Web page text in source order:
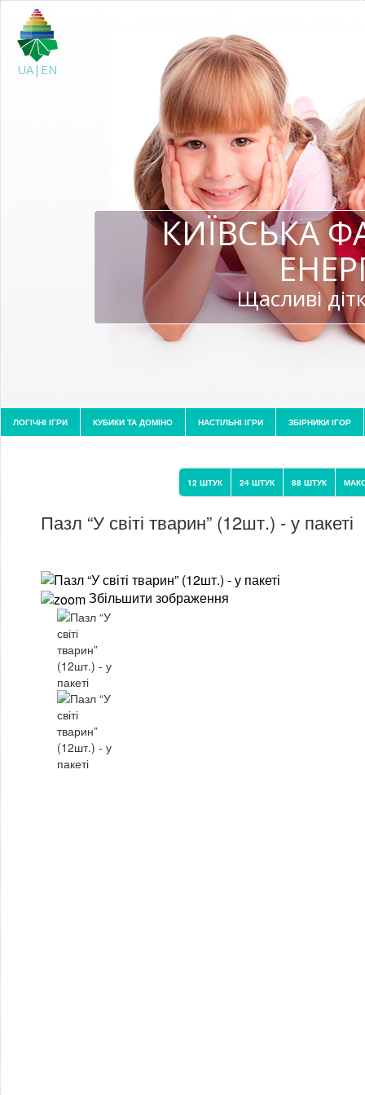
UA|EN
КИЇВСЬКА
Щасливі
ЛОГІЧНІ ІГРИ КУБИКИ ТА ДОМІНО НАСТІЛЬНІ ІГРИ ЗБІРНИКИ ІГОР
12 ШТУК 24 ШТУК 88 ШТУК
Пазл “У світі тварин” (12шт.) - у пакеті
Збільшити зображення